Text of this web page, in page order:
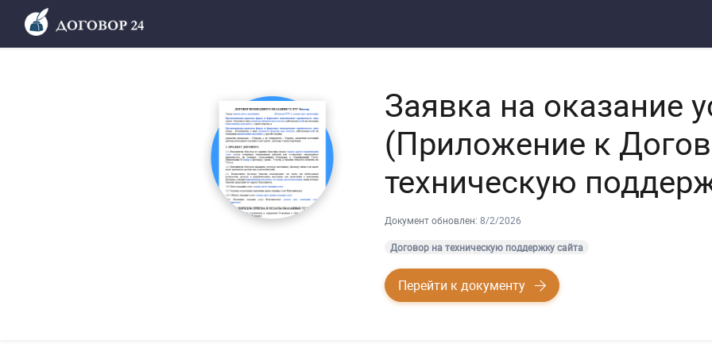
Заявка на оказание
(Приложение к
техническую
Документ обновлен: 8/2/2026
Договор на техническую поддержку сайта
Перейти к документу